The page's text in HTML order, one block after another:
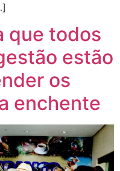
que todos
estão
os
enchente